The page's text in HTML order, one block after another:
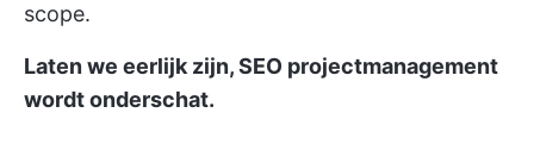
scope.
Laten we eerlijk zijn, SEO projectmanagement
wordt onderschat.